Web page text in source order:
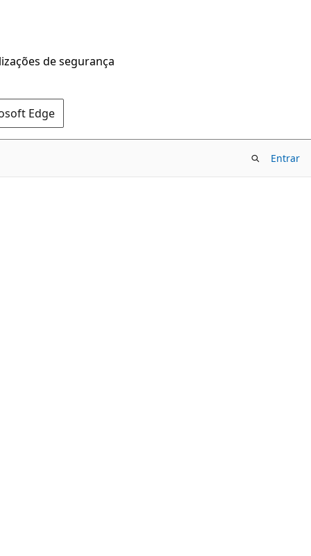
de segurança
Edge
Entrar